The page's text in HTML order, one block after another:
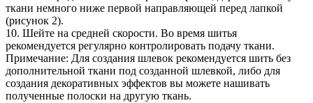
ткани немного ниже первой направляющей перед лапкой
(рисунок 2).
10. Шейте на средней скорости. Во время шитья
рекомендуется регулярно контролировать подачу ткани.
Примечание: Для создания шлевок рекомендуется шить без
дополнительной ткани под созданной шлевкой, либо для
создания декоративных эффектов вы можете нашивать
полученные полоски на другую ткань.